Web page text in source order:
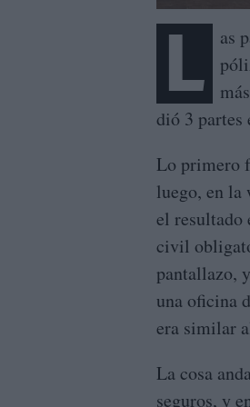
L
as
dió 3 partes
Lo primero
luego, en la
el resultado
civil
pantallazo,
una oficina
era similar
La cosa
seguros, y